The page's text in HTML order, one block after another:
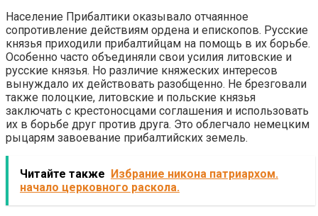
Население Прибалтики оказывало отчаянное
сопротивление действиям ордена и епископов. Русские
князья приходили прибалтийцам на помощь в их борьбе.
Особенно часто объединяли свои усилия литовские и
русские князья. Но различие княжеских интересов
вынуждало их действовать разобщенно. Не брезговали
также полоцкие, литовские и польские князья
заключать с крестоносцами соглашения и использовать
их в борьбе друг против друга. Это облегчало немецким
рыцарям завоевание прибалтийских земель.
Читайте также
Избрание никона патриархом.
начало церковного раскола.